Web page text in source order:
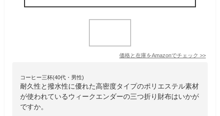
価格と在庫をAmazonでチェック >>
コーヒー三杯(40代・男性)
耐久性と撥水性に優れた高密度タイプのポリエステル素材
が使われているウィークエンダーの三つ折り財布はいかが
ですか。